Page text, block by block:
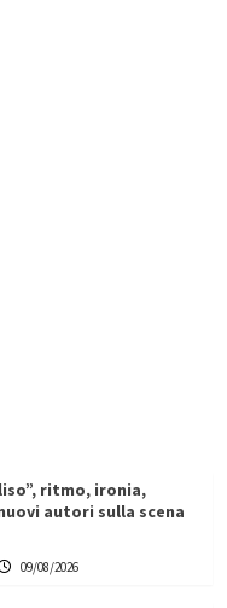
ritmo, ironia,
autori sulla scena
09/08/2026